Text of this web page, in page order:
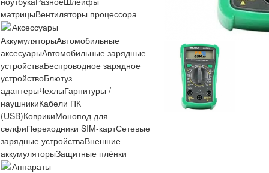
матрицыВентиляторы процессора
Аксессуары
АккумуляторыАвтомобильные
аксесуарыАвтомобильные зарядные
устройстваБеспроводное зарядное
устройствоБлютуз
адаптерыЧехлыГарнитуры /
наушникиКабели ПК
(USB)КоврикиМонопод для
селфиПереходники SIM-картСетевые
зарядные устройстваВнешние
аккумуляторыЗащитные плёнки
Аппараты